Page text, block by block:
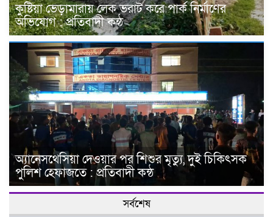
কুষ্টিয়া ভেড়ামারায় লেক ভরাট করে পার্ক নির্মাণের
অভিযোগ : প্রতিবাদী কন্ঠ
অ্যানেসথেসিয়া দেওয়ার পর শিশুর মৃত্যু, দুই চিকিৎসক
পুলিশ হেফাজতে : প্রতিবাদী কন্ঠ
সর্বশেষ